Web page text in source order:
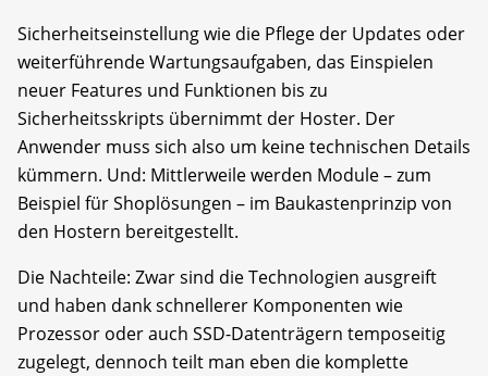
Sicherheitseinstellung wie die Pflege der Updates oder
weiterführende Wartungsaufgaben, das Einspielen
neuer Features und Funktionen bis zu
Sicherheitsskripts übernimmt der Hoster. Der
Anwender muss sich also um keine technischen Details
kümmern. Und: Mittlerweile werden Module – zum
Beispiel für Shoplösungen – im Baukastenprinzip von
den Hostern bereitgestellt.
Die Nachteile: Zwar sind die Technologien ausgreift
und haben dank schnellerer Komponenten wie
Prozessor oder auch SSD-Datenträgern temposeitig
zugelegt, dennoch teilt man eben die komplette